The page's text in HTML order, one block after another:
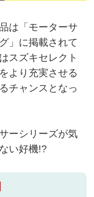
は「モーターサ
」に掲載されて
スズキセレクト
より充実させる
チャンスとなっ
ーシリーズが気
い好機!?